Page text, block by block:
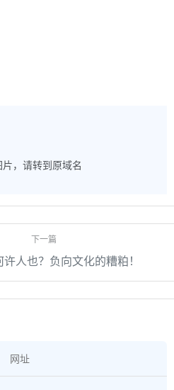
，请转到原域名
人也？负向文化的糟粕！